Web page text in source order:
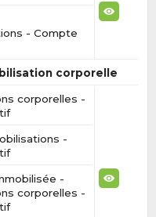
- Compte
corporelle
corporelles -
-
-
corporelles -